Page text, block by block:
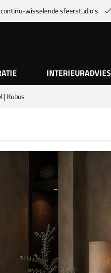
wisselende sfeerstudio's
INTERIEURADVIES
| Kubus